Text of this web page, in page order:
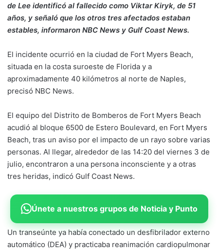
de Lee identificó al fallecido como Viktar Kiryk, de 51
años, y señaló que los otros tres afectados estaban
estables, informaron NBC News y Gulf Coast News.
El incidente ocurrió en la ciudad de Fort Myers Beach,
situada en la costa suroeste de Florida y a
aproximadamente 40 kilómetros al norte de Naples,
precisó NBC News.
El equipo del Distrito de Bomberos de Fort Myers Beach
acudió al bloque 6500 de Estero Boulevard, en Fort Myers
Beach, tras un aviso por el impacto de un rayo sobre varias
personas. Al llegar, alrededor de las 14:20 del viernes 3 de
julio, encontraron a una persona inconsciente y a otras
tres heridas, indicó Gulf Coast News.
Únete a nuestros grupos de Noticia y Punto
Un transeúnte ya había conectado un desfibrilador externo
automático (DEA) y practicaba reanimación cardiopulmonar